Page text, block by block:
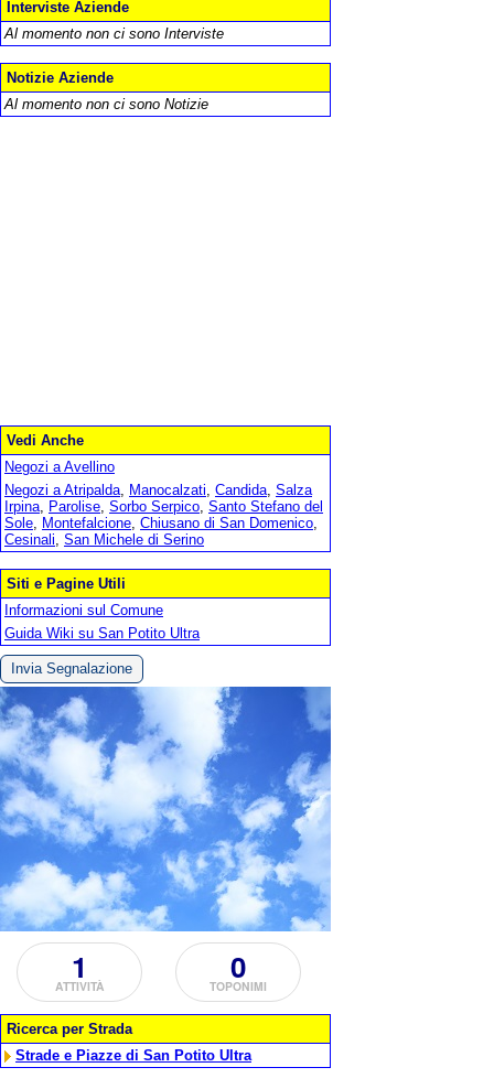
Interviste Aziende
Al momento non ci sono Interviste
Notizie Aziende
Al momento non ci sono Notizie
Vedi Anche
Negozi a Avellino
Negozi a Atripalda, Manocalzati, Candida, Salza
Irpina, Parolise, Sorbo Serpico, Santo Stefano del
Sole, Montefalcione, Chiusano di San Domenico,
Cesinali, San Michele di Serino
Siti e Pagine Utili
Informazioni sul Comune
Guida Wiki su San Potito Ultra
Invia Segnalazione
1
ATTIVITÀ 0
TOPONIMI
Ricerca per Strada
Strade e Piazze di San Potito Ultra